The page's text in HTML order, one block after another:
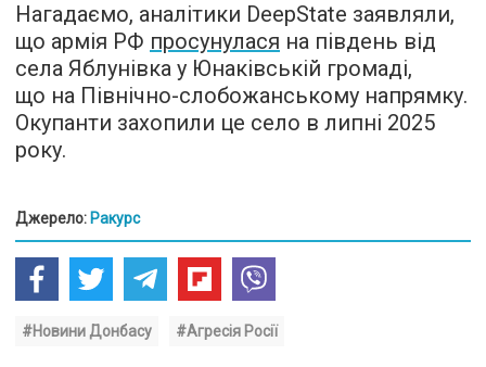
Нагадаємо, аналітики DeepState заявляли,
що армія РФ просунулася на південь від
села Яблунівка у Юнаківській громаді,
що на Північно-слобожанському напрямку.
Окупанти захопили це село в липні 2025
року.
Джерело: Ракурс
#Новини Донбасу #Агресія Росії